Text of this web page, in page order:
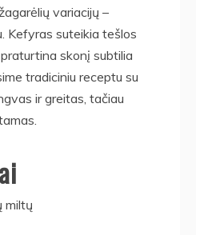
variacijų –
Kefyras suteikia tešlos
skonį subtilia
tradiciniu receptu su
ir greitas, tačiau
miltų